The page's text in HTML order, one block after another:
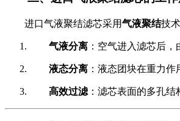
进口气液聚结滤芯采用气液聚结技
气液分离 ：空气进入滤芯后
液态分离 ：液态团块在重力
高效过滤 ：滤芯表面的多孔